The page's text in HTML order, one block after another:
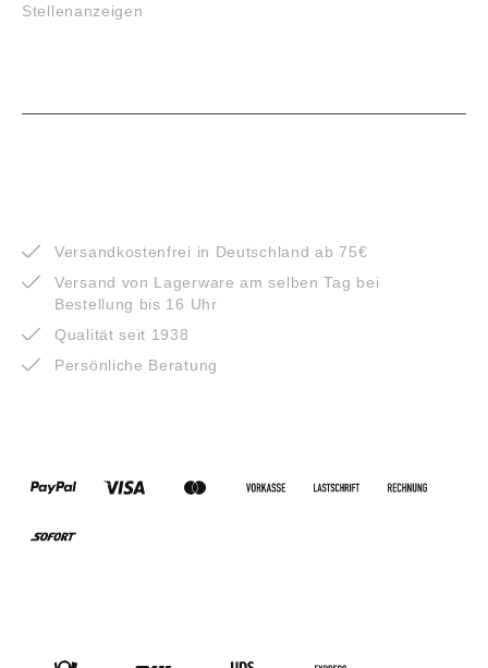
Stellenanzeigen
Versandkostenfrei in Deutschland ab 75€
Versand von Lagerware am selben Tag bei
Bestellung bis 16 Uhr
Qualität seit 1938
Persönliche Beratung